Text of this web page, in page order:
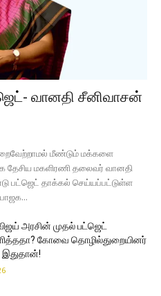
வானதி சீனிவாசன்
மீண்டும் மக்களை
தேசிய மகளிரணி தலைவர் வானதி
பட்ஜெட் தாக்கல் செய்யப்பட்டுள்ள
அரசின் முதல் பட்ஜெட்
கோவை தொழில்துறையினர்